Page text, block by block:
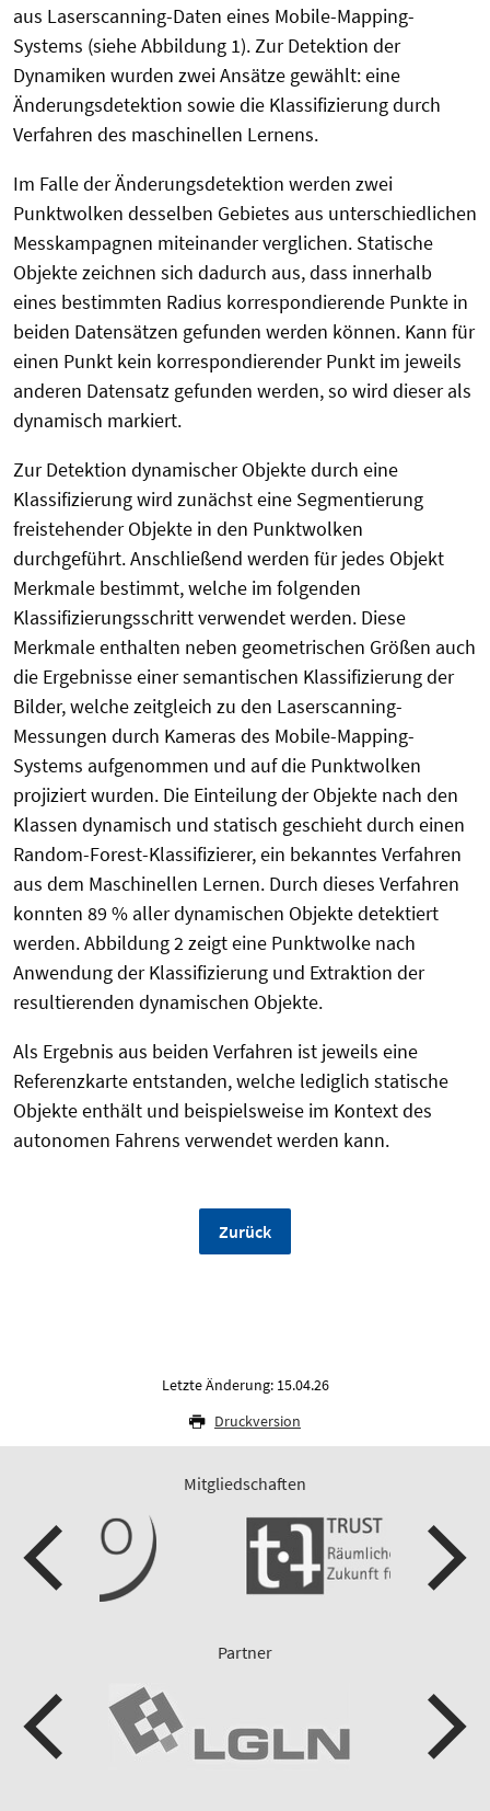
aus Laserscanning-Daten eines Mobile-Mapping-
Systems (siehe Abbildung 1). Zur Detektion der
Dynamiken wurden zwei Ansätze gewählt: eine
Änderungsdetektion sowie die Klassifizierung durch
Verfahren des maschinellen Lernens.
Im Falle der Änderungsdetektion werden zwei
Punktwolken desselben Gebietes aus unterschiedlichen
Messkampagnen miteinander verglichen. Statische
Objekte zeichnen sich dadurch aus, dass innerhalb
eines bestimmten Radius korrespondierende Punkte in
beiden Datensätzen gefunden werden können. Kann für
einen Punkt kein korrespondierender Punkt im jeweils
anderen Datensatz gefunden werden, so wird dieser als
dynamisch markiert.
Zur Detektion dynamischer Objekte durch eine
Klassifizierung wird zunächst eine Segmentierung
freistehender Objekte in den Punktwolken
durchgeführt. Anschließend werden für jedes Objekt
Merkmale bestimmt, welche im folgenden
Klassifizierungsschritt verwendet werden. Diese
Merkmale enthalten neben geometrischen Größen auch
die Ergebnisse einer semantischen Klassifizierung der
Bilder, welche zeitgleich zu den Laserscanning-
Messungen durch Kameras des Mobile-Mapping-
Systems aufgenommen und auf die Punktwolken
projiziert wurden. Die Einteilung der Objekte nach den
Klassen dynamisch und statisch geschieht durch einen
Random-Forest-Klassifizierer, ein bekanntes Verfahren
aus dem Maschinellen Lernen. Durch dieses Verfahren
konnten 89 % aller dynamischen Objekte detektiert
werden. Abbildung 2 zeigt eine Punktwolke nach
Anwendung der Klassifizierung und Extraktion der
resultierenden dynamischen Objekte.
Als Ergebnis aus beiden Verfahren ist jeweils eine
Referenzkarte entstanden, welche lediglich statische
Objekte enthält und beispielsweise im Kontext des
autonomen Fahrens verwendet werden kann.
Zurück
Letzte Änderung: 15.04.26
Druckversion
Mitgliedschaften
Partner